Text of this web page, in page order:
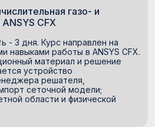
газо- и
CFX
- 3 дня. Курс направлен на
навыками работы в ANSYS CFX.
материал и решение
устройство
решателя,
сеточной модели;
области и физической